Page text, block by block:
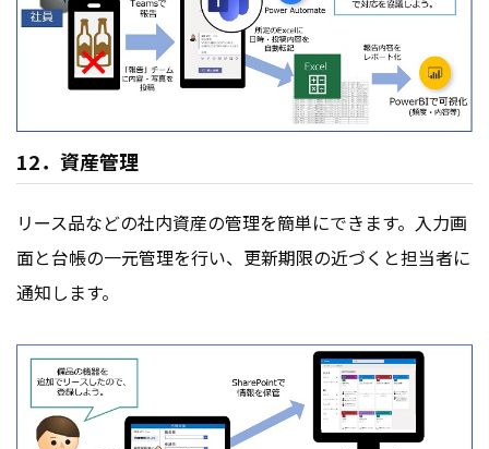
12．資産管理
リース品などの社内資産の管理を簡単にできます。入力画
面と台帳の一元管理を行い、更新期限の近づくと担当者に
通知します。